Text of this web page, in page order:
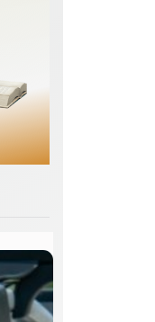
технологии /